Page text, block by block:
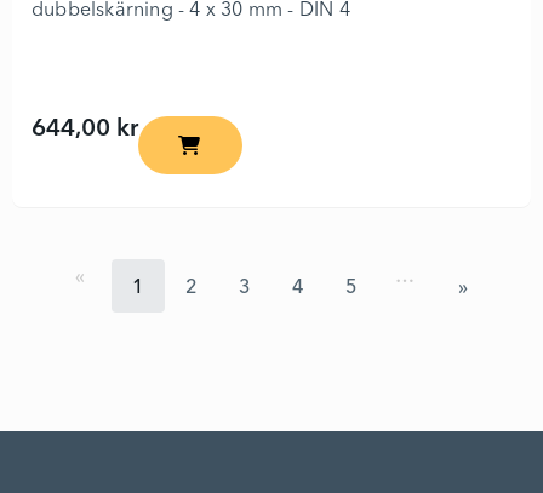
dubbelskärning - 4 x 30 mm - DIN 4
644,00 krPASH120BKA4 - Dokumentförstörare -
1 2 3 4 5
…